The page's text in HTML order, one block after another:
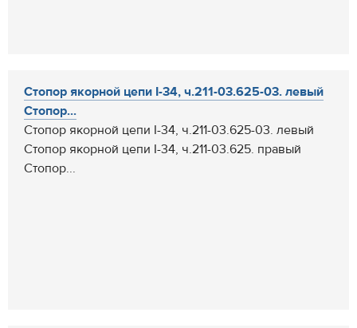
Стопор якорной цепи I-34, ч.211-03.625-03. левый
Стопор...
Стопор якорной цепи I-34, ч.211-03.625-03. левый
Стопор якорной цепи I-34, ч.211-03.625. правый
Стопор...